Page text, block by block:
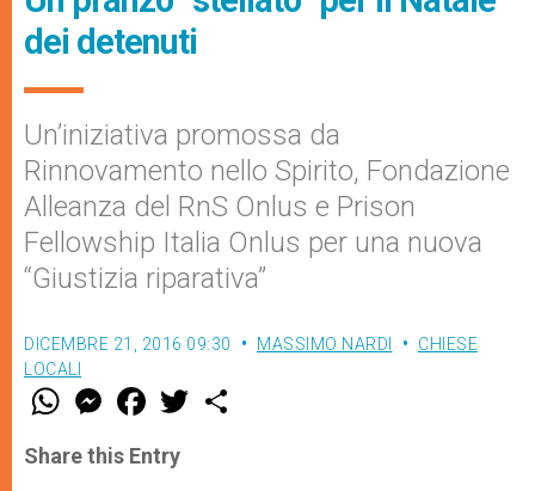
dei detenuti
Un’iniziativa promossa da
Rinnovamento nello Spirito, Fondazione
Alleanza del RnS Onlus e Prison
Fellowship Italia Onlus per una nuova
“Giustizia riparativa”
DICEMBRE 21, 2016 09:30 MASSIMO NARDI
CHIESE
LOCALI
W
t
s
M
e
s
e
F
a
e
b
w
Share this Entry